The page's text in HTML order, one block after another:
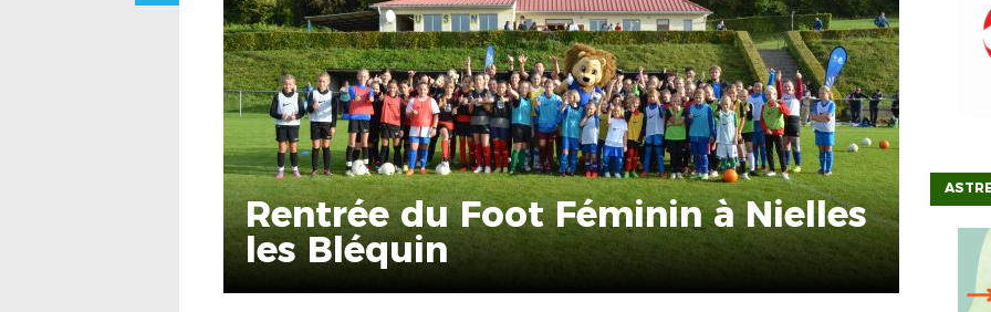
Rentrée du Foot Féminin à Nielles
les Bléquin